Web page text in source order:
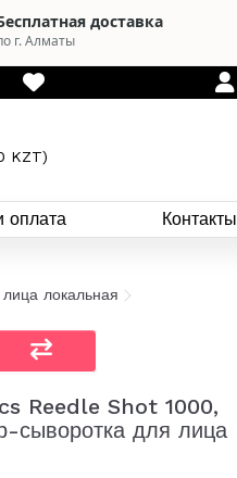
доставка
г. Алматы
KZT)
оплата Контакты
локальная
Reedle Shot 1000,
сыворотка для лица